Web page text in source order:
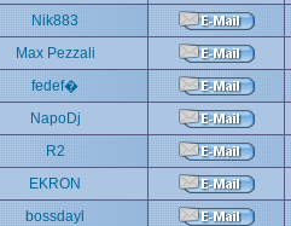
Nik883
Max Pezzali
fedef�
NapoDj
R2
EKRON
bossdayl